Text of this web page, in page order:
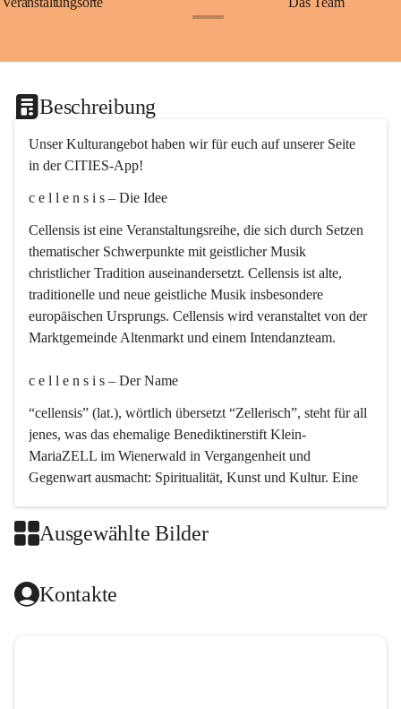
Beschreibung
Unser Kulturangebot haben wir für euch auf unserer Seite
in der CITIES-App!
c e l l e n s i s – Die Idee
Cellensis ist eine Veranstaltungsreihe, die sich durch Setzen
thematischer Schwerpunkte mit geistlicher Musik
christlicher Tradition auseinandersetzt. Cellensis ist alte,
traditionelle und neue geistliche Musik insbesondere
europäischen Ursprungs. Cellensis wird veranstaltet von der
Marktgemeinde Altenmarkt und einem Intendanzteam.
c e l l e n s i s – Der Name
“cellensis” (lat.), wörtlich übersetzt “Zellerisch”, steht für all
jenes, was das ehemalige Benediktinerstift Klein-
MariaZELL im Wienerwald in Vergangenheit und
Gegenwart ausmacht: Spiritualität, Kunst und Kultur. Eine
Kirchenmusik, dem kunstvollen Lob Gottes.
Das kirchenmusikalische Festival Cellensis wird seit dem
Ausgewählte Bilder
Kontakte